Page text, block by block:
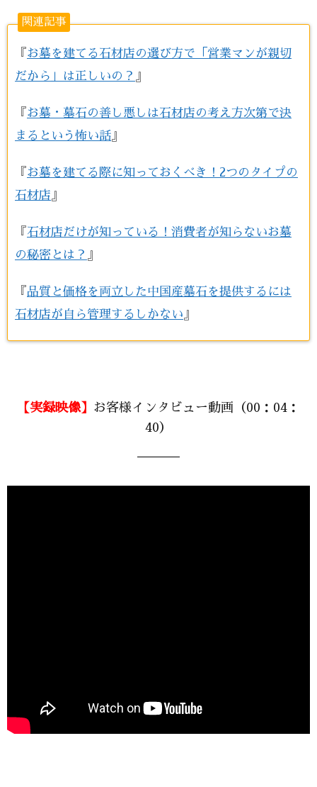
関連記事
『 お墓を建てる石材店の選び方で「営業マンが親切
だから」は正しいの？ 』
『 お墓・墓石の善し悪しは石材店の考え方次第で決
まるという怖い話 』
『 お墓を建てる際に知っておくべき！2つのタイプの
石材店 』
『 石材店だけが知っている！消費者が知らないお墓
の秘密とは？ 』
『 品質と価格を両立した中国産墓石を提供するには
石材店が自ら管理するしかない 』
【実録映像】 お客様インタビュー動画（00：04：
40）